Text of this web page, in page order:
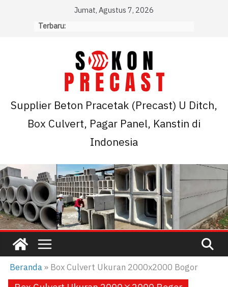
Jumat, Agustus 7, 2026
Terbaru:
Supplier Beton Pracetak (Precast) U Ditch,
Box Culvert, Pagar Panel, Kanstin di
Indonesia
Beranda» Box Culvert Ukuran 2000x2000 Bogor